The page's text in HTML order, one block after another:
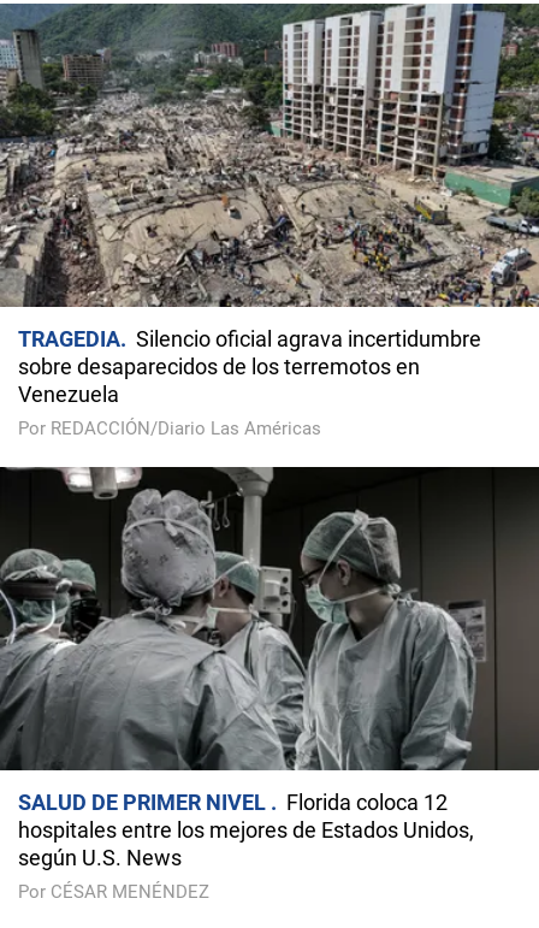
TRAGEDIA
Silencio oficial agrava incertidumbre
sobre desaparecidos de los terremotos en
Venezuela
Por REDACCIÓN/Diario Las Américas
SALUD DE PRIMER NIVEL
Florida coloca 12
hospitales entre los mejores de Estados Unidos,
según U.S. News
Por CÉSAR MENÉNDEZ